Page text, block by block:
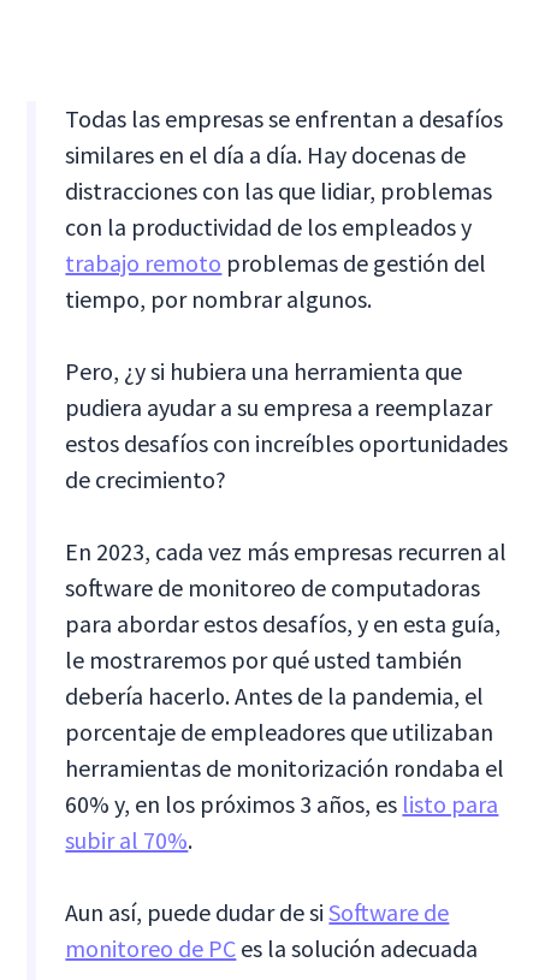
Todas las empresas se enfrentan a desafíos
similares en el día a día. Hay docenas de
distracciones con las que lidiar, problemas
con la productividad de los empleados y
trabajo remoto problemas de gestión del
tiempo, por nombrar algunos.
Pero, ¿y si hubiera una herramienta que
pudiera ayudar a su empresa a reemplazar
estos desafíos con increíbles oportunidades
de crecimiento?
En 2023, cada vez más empresas recurren al
software de monitoreo de computadoras
para abordar estos desafíos, y en esta guía,
le mostraremos por qué usted también
debería hacerlo. Antes de la pandemia, el
porcentaje de empleadores que utilizaban
herramientas de monitorización rondaba el
60% y, en los próximos 3 años, es listo para
subir al 70%.
Aun así, puede dudar de siSoftware de
monitoreo de PC es la solución adecuada